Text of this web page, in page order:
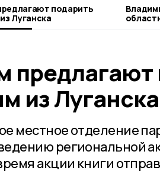
подарить
Луганска
предлагают
из Луганска
местное отделение
региональной
акции книги